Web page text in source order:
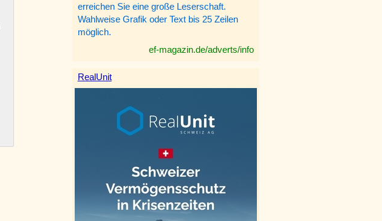
erreichen Sie eine große Leserschaft.
Wahlweise Grafik oder Text bis 25 Zeilen
möglich.
ef-magazin.de/adverts/info
RealUnit